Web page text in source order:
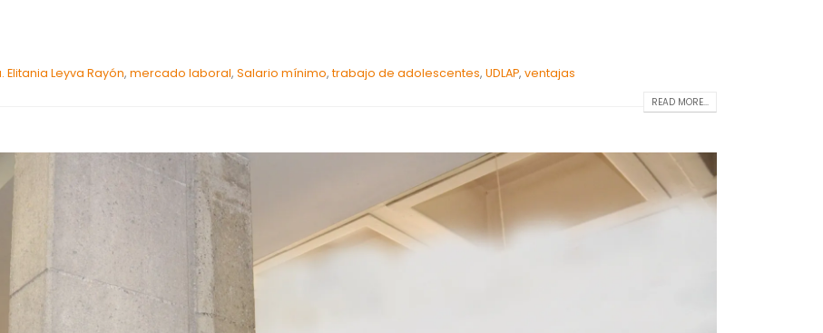
Elitania Leyva Rayón, mercado laboral, Salario mínimo, trabajo de adolescentes, UDLAP, ventajas
READ MORE...